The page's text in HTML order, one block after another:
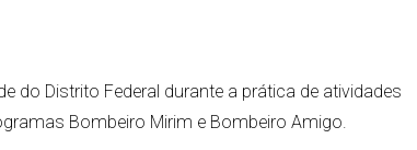
do Distrito Federal durante a prática de atividades
Bombeiro Mirim e Bombeiro Amigo.